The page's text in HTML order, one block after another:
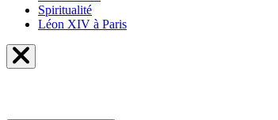
Spiritualité
Léon XIV à Paris